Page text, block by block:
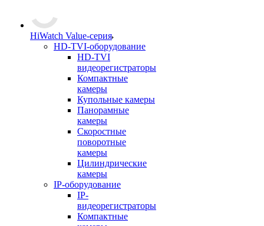
HiWatch Value-серия
HD-TVI-оборудование
HD-TVI
видеорегистраторы
Компактные
камеры
Купольные камеры
Панорамные
камеры
Скоростные
поворотные
камеры
Цилиндрические
камеры
IP-оборудование
IP-
видеорегистраторы
Компактные